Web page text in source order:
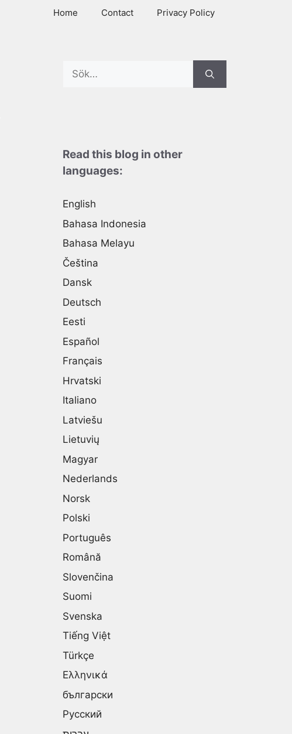
Home Contact Privacy Policy
Search
for:
Read this blog in other
languages:
English
Bahasa Indonesia
Bahasa Melayu
Čeština
Dansk
Deutsch
Eesti
Español
Français
Hrvatski
Italiano
Latviešu
Lietuvių
Magyar
Nederlands
Norsk
Polski
Português
Română
Slovenčina
Suomi
Svenska
Tiếng Việt
Türkçe
Ελληνικά
български
Русский